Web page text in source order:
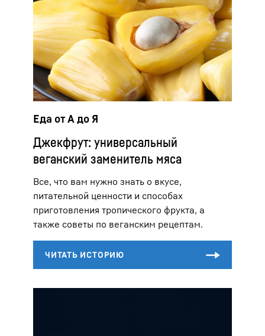
Еда от А до Я
Джекфрут: универсальный
веганский заменитель мяса
Все, что вам нужно знать о вкусе,
питательной ценности и способах
приготовления тропического фрукта, а
также советы по веганским рецептам.